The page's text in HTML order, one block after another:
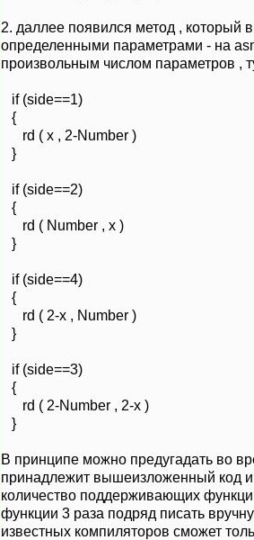
2. даллее появился метод , который
определенными параметрами - на
произвольным числом параметров ,
if (side==1)
{
rd ( x , 2-Number )
}
if (side==2)
{
rd ( Number , x )
}
if (side==4)
{
rd ( 2-x , Number )
}
if (side==3)
{
rd ( 2-Number , 2-x )
}
В принципе можно предугадать во
принадлежит вышеизложенный код и
количество поддерживающих
функции 3 раза подряд писать
известных компиляторов сможет